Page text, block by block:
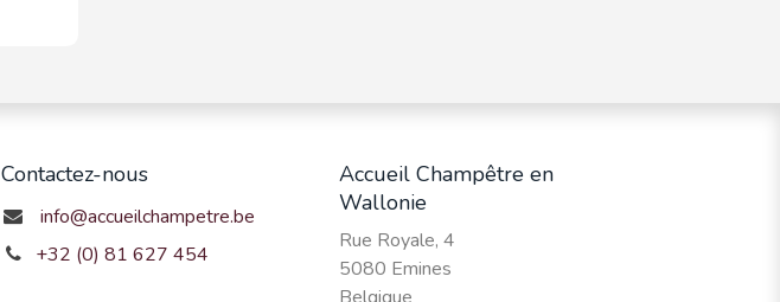
Contactez-nous
info@accueilchampetre.be
+32 (0) 81 627 454
Accueil Champêtre en
Wallonie
Rue Royale, 4
5080 Emines